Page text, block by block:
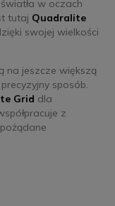
w oczach
tutaj Quadralite
swojej wielkości
na jeszcze większą
sposób.
Grid dla
z